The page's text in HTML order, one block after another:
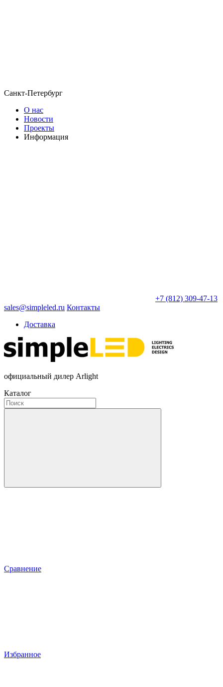
Санкт-Петербург
О нас
Новости
Проекты
Информация
+7 (812) 309-47-13
sales@simpleled.ru Контакты
Доставка
официальный дилер Arlight
Каталог
Сравнение
Избранное